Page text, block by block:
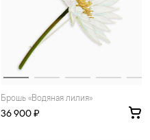
Брошь «Водяная лилия»
36 900 ₽